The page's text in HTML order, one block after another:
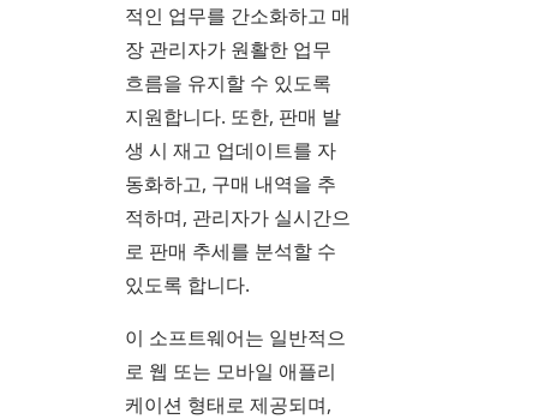
적인 업무를 간소화하고 매
장 관리자가 원활한 업무
흐름을 유지할 수 있도록
지원합니다. 또한, 판매 발
생 시 재고 업데이트를 자
동화하고, 구매 내역을 추
적하며, 관리자가 실시간으
로 판매 추세를 분석할 수
있도록 합니다.
이 소프트웨어는 일반적으
로 웹 또는 모바일 애플리
케이션 형태로 제공되며,